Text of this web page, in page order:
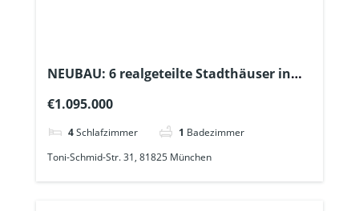
NEUBAU: 6 realgeteilte Stadthäuser in
schlüsselfertig! Incl. Außenanlagen,
Einzäunung, Hausanschluß
€1.095.000
4Schlafzimmer 1 Badezimmer
Toni-Schmid-Str. 31, 81825 München